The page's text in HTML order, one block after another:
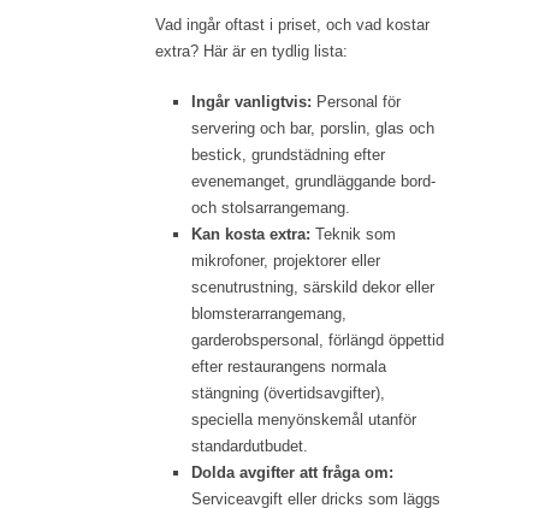
Vad ingår oftast i priset, och vad kostar
extra? Här är en tydlig lista:
Ingår vanligtvis: Personal för
servering och bar, porslin, glas och
bestick, grundstädning efter
evenemanget, grundläggande bord-
och stolsarrangemang.
Kan kosta extra: Teknik som
mikrofoner, projektorer eller
scenutrustning, särskild dekor eller
blomsterarrangemang,
garderobspersonal, förlängd öppettid
efter restaurangens normala
stängning (övertidsavgifter),
speciella menyönskemål utanför
standardutbudet.
Dolda avgifter att fråga om:
Serviceavgift eller dricks som läggs